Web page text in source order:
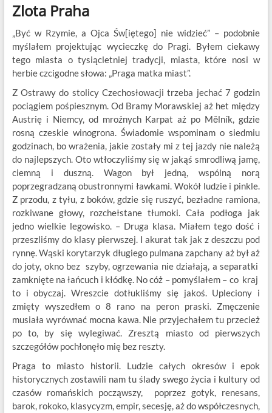
Zlota Praha
„Być w Rzymie, a Ojca Św[iętego] nie widzieć” – podobnie
myślałem projektując wycieczkę do Pragi. Byłem ciekawy
tego miasta o tysiącletniej tradycji, miasta, które nosi w
herbie czcigodne słowa: „Praga matka miast”.
Z Ostrawy do stolicy Czechosłowacji trzeba jechać 7 godzin
pociągiem pośpiesznym. Od Bramy Morawskiej aż het między
Austrię i Niemcy, od mroźnych Karpat aż po Mělník, gdzie
rosną czeskie winogrona. Świadomie wspominam o siedmiu
godzinach, bo wrażenia, jakie zostały mi z tej jazdy nie należą
do najlepszych. Oto wtłoczyliśmy się w jakąś smrodliwą jamę,
ciemną i duszną. Wagon był jedną, wspólną norą
poprzegradzaną obustronnymi ławkami. Wokół ludzie i pinkle.
Z przodu, z tyłu, z boków, gdzie się ruszyć, bezładne ramiona,
rozkiwane głowy, rozchełstane tłumoki. Cała podłoga jak
jedno wielkie legowisko. – Druga klasa. Miałem tego dość i
przeszliśmy do klasy pierwszej. I akurat tak jak z deszczu pod
rynnę. Wąski korytarzyk długiego pulmana zapchany aż był aż
do joty, okno bez szyby, ogrzewania nie działają, a separatki
zamknięte na łańcuch i kłódkę. No cóż – pomyślałem – co kraj
to i obyczaj. Wreszcie dotłukliśmy się jakoś. Upleciony i
zmięty wyszedłem o 8 rano na peron praski. Zmęczenie
musiała wyrównać mocna kawa. Nie przyjechałem tu przecież
po to, by się wylegiwać. Zresztą miasto od pierwszych
szczegółów pochłonęło mię bez reszty.
Praga to miasto historii. Ludzie całych okresów i epok
historycznych zostawili nam tu ślady swego życia i kultury od
czasów romańskich począwszy, poprzez gotyk, renesans,
barok, rokoko, klasycyzm, empir, secesję, aż do współczesnych,